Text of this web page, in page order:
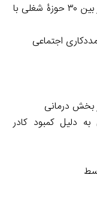
رتبۀ هجدهم بخش سلامت و درمان در بین ۳۰ حوزۀ شغلی با
اجتماعی
دلیل کمبود کادر